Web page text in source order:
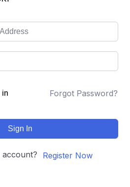
Forgot Password?
Sign In
account? Register Now